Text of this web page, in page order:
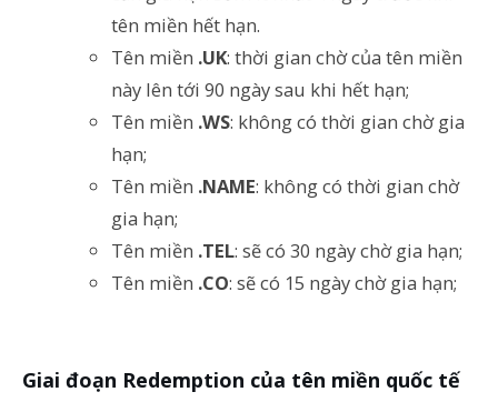
tên miền hết hạn.
Tên miền .UK: thời gian chờ của tên miền
này lên tới 90 ngày sau khi hết hạn;
Tên miền .WS: không có thời gian chờ gia
hạn;
Tên miền .NAME: không có thời gian chờ
gia hạn;
Tên miền .TEL: sẽ có 30 ngày chờ gia hạn;
Tên miền .CO: sẽ có 15 ngày chờ gia hạn;
Giai đoạn Redemption của tên miền quốc tế